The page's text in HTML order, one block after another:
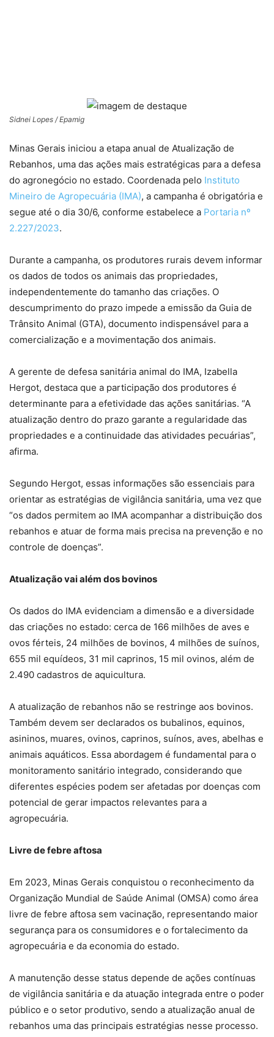
Sidnei Lopes / Epamig
Minas Gerais iniciou a etapa anual de Atualização de
Rebanhos, uma das ações mais estratégicas para a defesa
do agronegócio no estado. Coordenada pelo Instituto
Mineiro de Agropecuária (IMA), a campanha é obrigatória e
segue até o dia 30/6, conforme estabelece a Portaria nº
2.227/2023.
Durante a campanha, os produtores rurais devem informar
os dados de todos os animais das propriedades,
independentemente do tamanho das criações. O
descumprimento do prazo impede a emissão da Guia de
Trânsito Animal (GTA), documento indispensável para a
comercialização e a movimentação dos animais.
A gerente de defesa sanitária animal do IMA, Izabella
Hergot, destaca que a participação dos produtores é
determinante para a efetividade das ações sanitárias. “A
atualização dentro do prazo garante a regularidade das
propriedades e a continuidade das atividades pecuárias”,
afirma.
Segundo Hergot, essas informações são essenciais para
orientar as estratégias de vigilância sanitária, uma vez que
“os dados permitem ao IMA acompanhar a distribuição dos
rebanhos e atuar de forma mais precisa na prevenção e no
controle de doenças”.
Atualização vai além dos bovinos
Os dados do IMA evidenciam a dimensão e a diversidade
das criações no estado: cerca de 166 milhões de aves e
ovos férteis, 24 milhões de bovinos, 4 milhões de suínos,
655 mil equídeos, 31 mil caprinos, 15 mil ovinos, além de
2.490 cadastros de aquicultura.
A atualização de rebanhos não se restringe aos bovinos.
Também devem ser declarados os bubalinos, equinos,
asininos, muares, ovinos, caprinos, suínos, aves, abelhas e
animais aquáticos. Essa abordagem é fundamental para o
monitoramento sanitário integrado, considerando que
diferentes espécies podem ser afetadas por doenças com
potencial de gerar impactos relevantes para a
agropecuária.
Livre de febre aftosa
Em 2023, Minas Gerais conquistou o reconhecimento da
Organização Mundial de Saúde Animal (OMSA) como área
livre de febre aftosa sem vacinação, representando maior
segurança para os consumidores e o fortalecimento da
agropecuária e da economia do estado.
A manutenção desse status depende de ações contínuas
de vigilância sanitária e da atuação integrada entre o poder
público e o setor produtivo, sendo a atualização anual de
rebanhos uma das principais estratégias nesse processo.